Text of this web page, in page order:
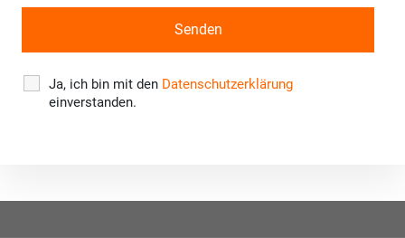
Ja, ich bin mit den Datenschutzerklärung
einverstanden.